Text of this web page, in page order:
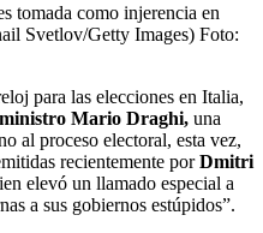
tomada como injerencia en
Svetlov/Getty Images) Foto:
para las elecciones en Italia,
Mario Draghi, una
al proceso electoral, esta vez,
recientemente porDmitri
elevó un llamado especial a
a sus gobiernos estúpidos”.